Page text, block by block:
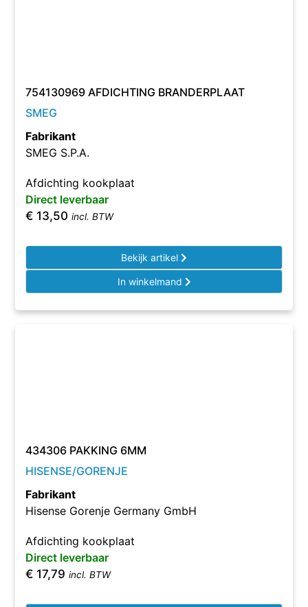
754130969 AFDICHTING BRANDERPLAAT
SMEG
Fabrikant
SMEG S.P.A.
Afdichting kookplaat
Direct leverbaar
€ 13,50 incl. BTW
Bekijk artikel
In winkelmand
434306 PAKKING 6MM
HISENSE/GORENJE
Fabrikant
Hisense Gorenje Germany GmbH
Afdichting kookplaat
Direct leverbaar
€ 17,79 incl. BTW